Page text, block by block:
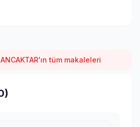
tüm makaleleri